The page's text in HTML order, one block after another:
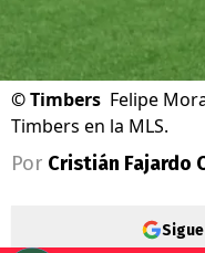
©Timbers Felipe
Timbers en la MLS.
Por Cristián Fajardo